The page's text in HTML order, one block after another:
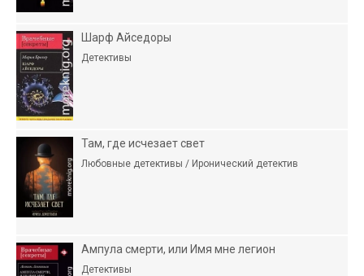
Шарф Айседоры
Детективы
Там, где исчезает свет
Любовные детективы / Иронический детектив
Ампула смерти, или Имя мне легион
Детективы